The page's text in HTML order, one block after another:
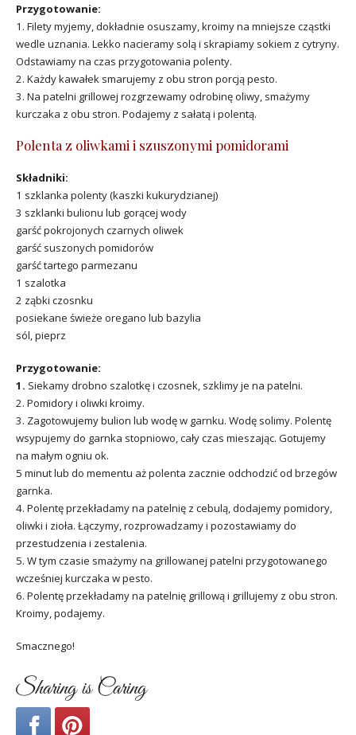
Przygotowanie:
1. Filety myjemy, dokładnie osuszamy, kroimy na mniejsze cząstki
wedle uznania. Lekko nacieramy solą i skrapiamy sokiem z cytryny.
Odstawiamy na czas przygotowania polenty.
2. Każdy kawałek smarujemy z obu stron porcją pesto.
3. Na patelni grillowej rozgrzewamy odrobinę oliwy, smażymy
kurczaka z obu stron. Podajemy z sałatą i polentą.
Polenta z oliwkami i szuszonymi pomidorami
Składniki:
1 szklanka polenty (kaszki kukurydzianej)
3 szklanki bulionu lub gorącej wody
garść pokrojonych czarnych oliwek
garść suszonych pomidorów
garść tartego parmezanu
1 szalotka
2 ząbki czosnku
posiekane świeże oregano lub bazylia
sól, pieprz
Przygotowanie:
1. Siekamy drobno szalotkę i czosnek, szklimy je na patelni.
2. Pomidory i oliwki kroimy.
3. Zagotowujemy bulion lub wodę w garnku. Wodę solimy. Polentę
wsypujemy do garnka stopniowo, cały czas mieszając. Gotujemy
na małym ogniu ok.
5 minut lub do mementu aż polenta zacznie odchodzić od brzegów
garnka.
4. Polentę przekładamy na patelnię z cebulą, dodajemy pomidory,
oliwki i zioła. Łączymy, rozprowadzamy i pozostawiamy do
przestudzenia i zestalenia.
5. W tym czasie smażymy na grillowanej patelni przygotowanego
wcześniej kurczaka w pesto.
6. Polentę przekładamy na patelnię grillową i grillujemy z obu stron.
Kroimy, podajemy.
Smacznego!
Sharing is Caring